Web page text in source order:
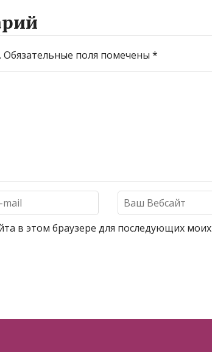
Обязательные поля помечены *
в этом браузере для последующих моих